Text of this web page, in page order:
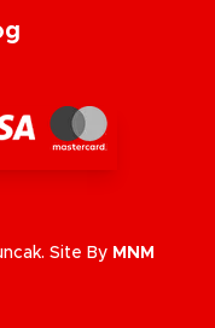
Site By MNM